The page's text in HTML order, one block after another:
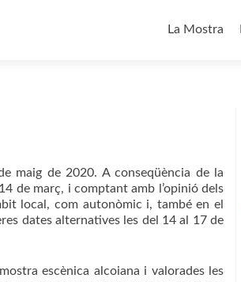
to
La Mostra
maig de 2020. A conseqüència de la
de març, i comptant amb l’opinió dels
local, com autonòmic i, també en el
dates alternatives les del 14 al 17 de
escènica alcoiana i valorades les